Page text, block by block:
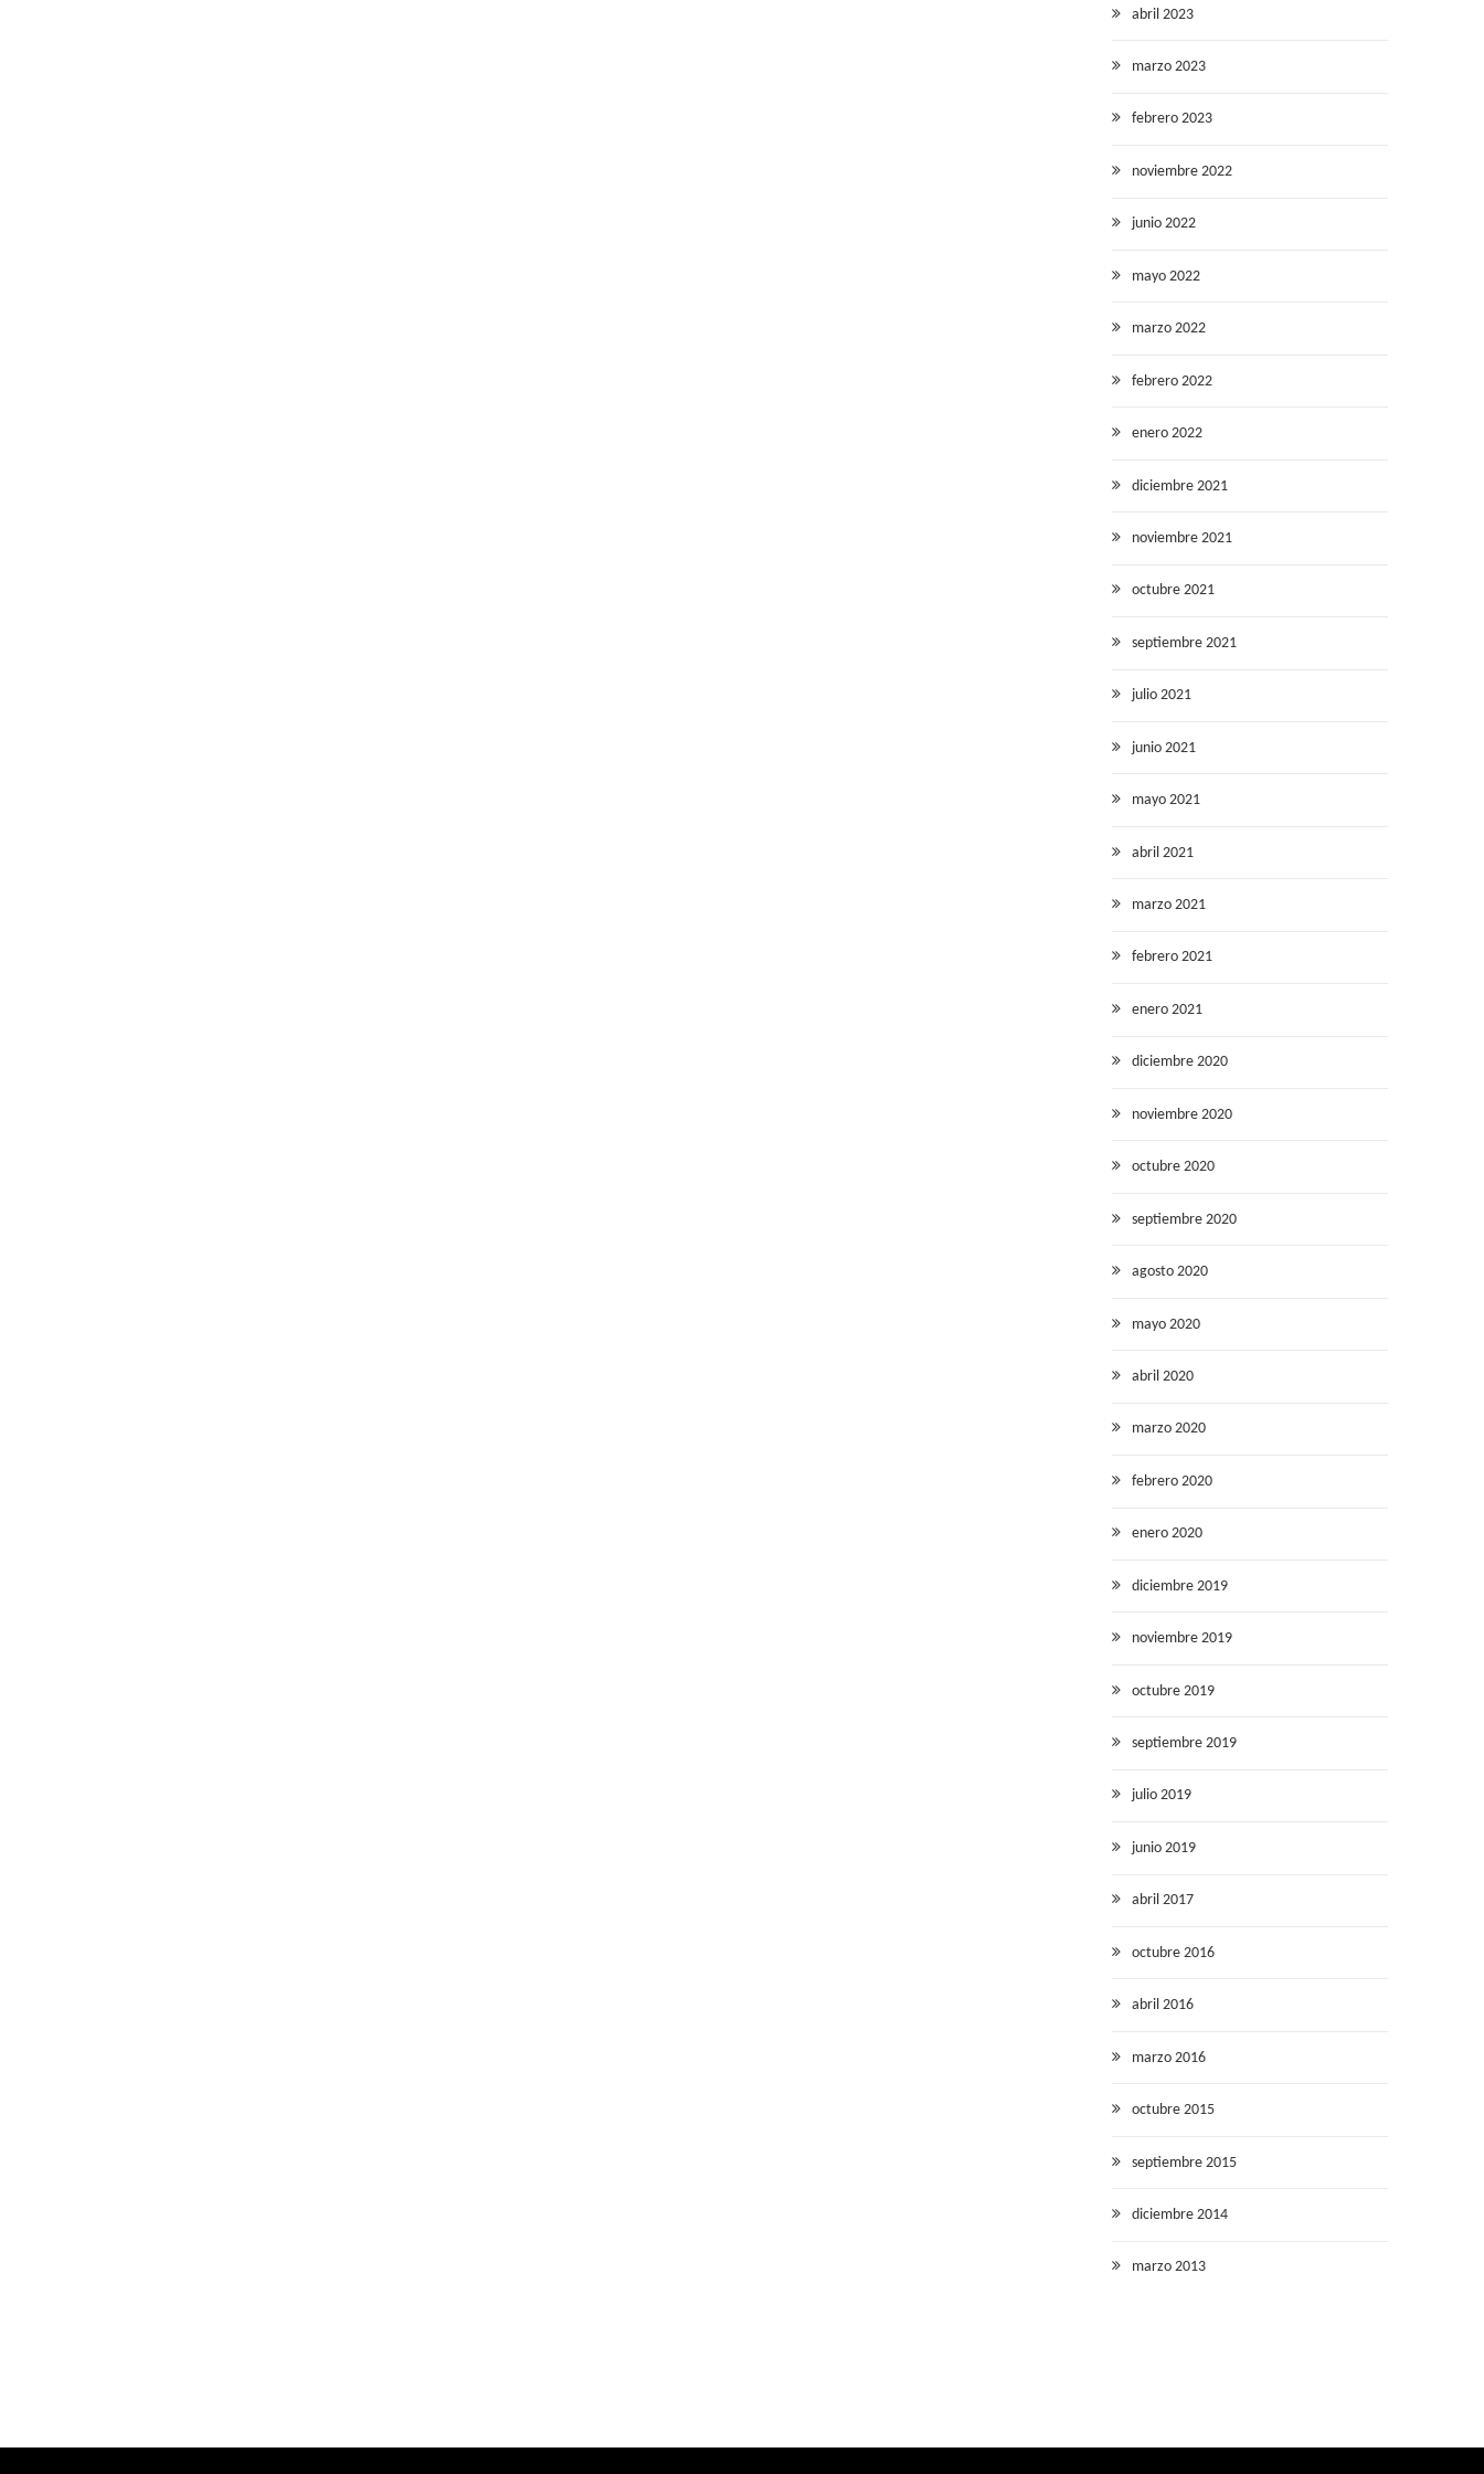
abril 2023
marzo 2023
febrero 2023
noviembre 2022
junio 2022
mayo 2022
marzo 2022
febrero 2022
enero 2022
diciembre 2021
noviembre 2021
octubre 2021
septiembre 2021
julio 2021
junio 2021
mayo 2021
abril 2021
marzo 2021
febrero 2021
enero 2021
diciembre 2020
noviembre 2020
octubre 2020
septiembre 2020
agosto 2020
mayo 2020
abril 2020
marzo 2020
febrero 2020
enero 2020
diciembre 2019
noviembre 2019
octubre 2019
septiembre 2019
julio 2019
junio 2019
abril 2017
octubre 2016
abril 2016
marzo 2016
octubre 2015
septiembre 2015
diciembre 2014
marzo 2013